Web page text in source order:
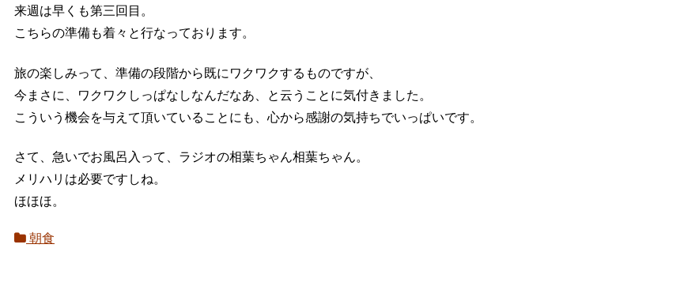
来週は早くも第三回目。
こちらの準備も着々と行なっております。
旅の楽しみって、準備の段階から既にワクワクするものですが、
今まさに、ワクワクしっぱなしなんだなあ、と云うことに気付きました。
こういう機会を与えて頂いていることにも、心から感謝の気持ちでいっぱいです。
さて、急いでお風呂入って、ラジオの相葉ちゃん相葉ちゃん。
メリハリは必要ですしね。
ほほほ。
朝食